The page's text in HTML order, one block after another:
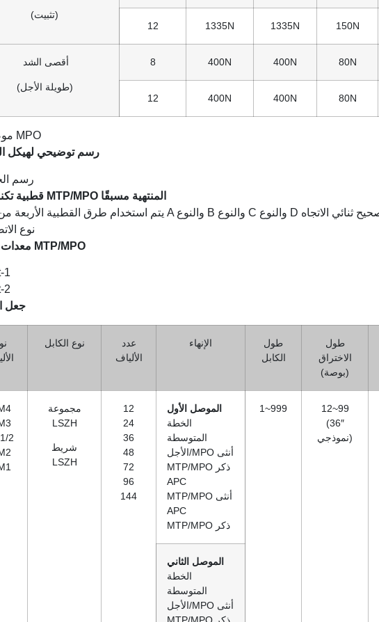
(تثبيت)
12 1335N 1335N 150N
أقصى الشد
(طويلة الأجل)
8 400N 400N 80N
12 400N 400N 80N
رسم توضيحي لهيكل
معدات اختبار MTP/MPO
جعل
نوع الكابل
عدد
الألياف
الإنهاء
طول
الكابل
طول
الاختراق
(بوصة)
2
مجموعة
LSZH
شريط
LSZH
12
24
36
48
72
96
144
الموصل الأول
الخطة
المتوسطة
الأجل/MPO أنثى
MTP/MPO ذكر
APC
MTP/MPO أنثى
APC
MTP/MPO ذكر
1~999
12~99
(36″
نموذجي)
الموصل الثاني
الخطة
المتوسطة
الأجل/MPO أنثى
MTP/MPO ذكر